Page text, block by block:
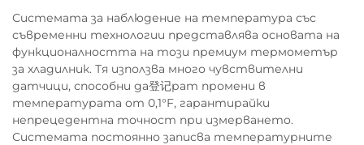
Системата за наблюдение на температура със
съвременни технологии представлява основата на
функционалността на този премиум термометър
за хладилник. Тя използва много чувствителни
датчици, способни да登记рат промени в
температурата от 0,1°F, гарантирайки
непрецедентна точност при измерването.
Системата постоянно записва температурните